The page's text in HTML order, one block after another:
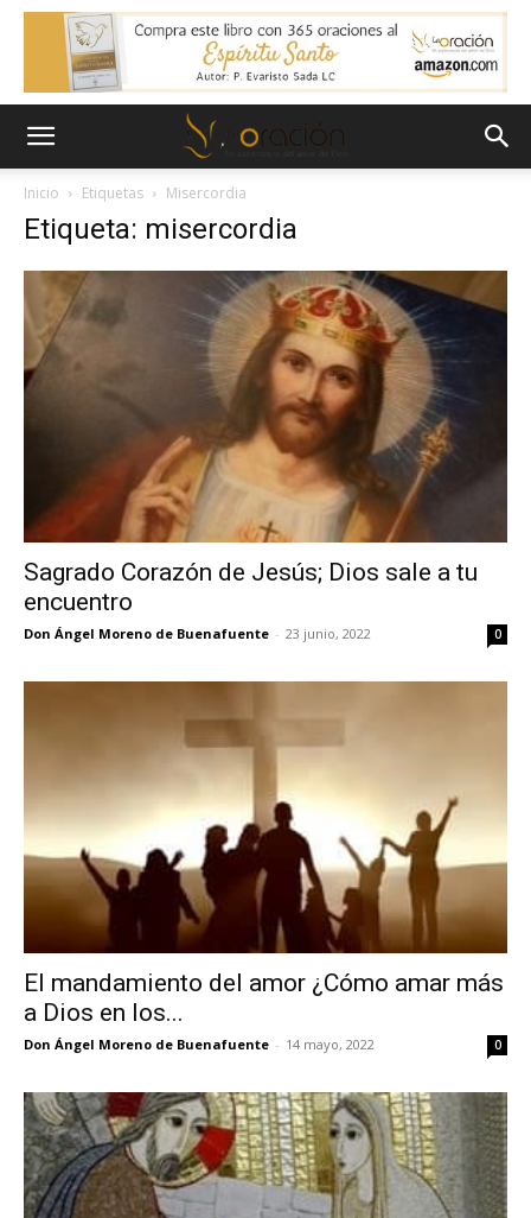
Inicio Etiquetas Misercordia
Etiqueta: misercordia
Sagrado Corazón de Jesús; Dios sale a tu
encuentro
Don Ángel Moreno de Buenafuente - 23 junio, 2022 0
El mandamiento del amor ¿Cómo amar más
a Dios en los...
Don Ángel Moreno de Buenafuente - 14 mayo, 2022 0